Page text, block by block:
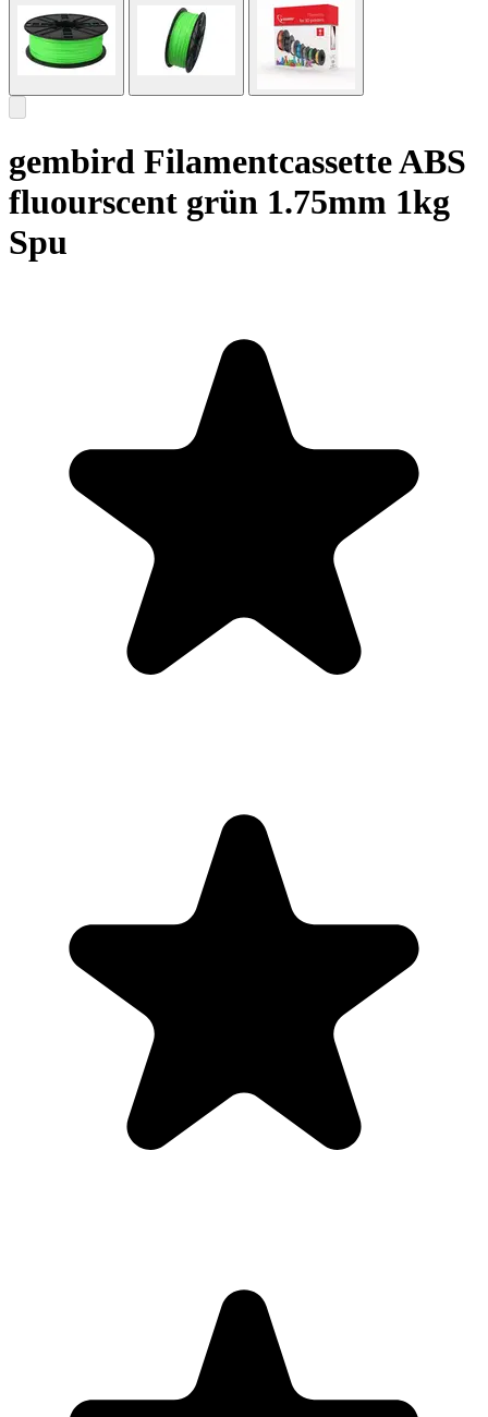
gembird Filamentcassette ABS
fluourscent grün 1.75mm 1kg
Spu